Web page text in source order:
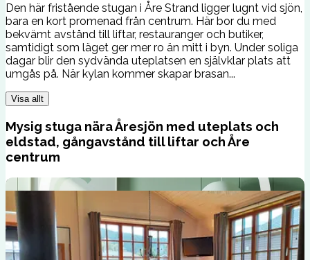
Den här fristående stugan i Åre Strand ligger lugnt vid sjön,
bara en kort promenad från centrum. Här bor du med
bekvämt avstånd till liftar, restauranger och butiker,
samtidigt som läget ger mer ro än mitt i byn. Under soliga
dagar blir den sydvända uteplatsen en självklar plats att
umgås på. När kylan kommer skapar brasan...
Visa allt
Mysig stuga nära Åresjön med uteplats och
eldstad, gångavstånd till liftar och Åre
centrum